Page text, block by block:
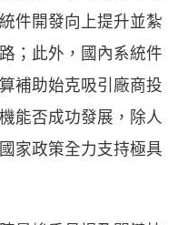
件開發向上提升並紮
；此外，國內系統件
補助始克吸引廠商投
能否成功發展，除人
家政策全力支持極具